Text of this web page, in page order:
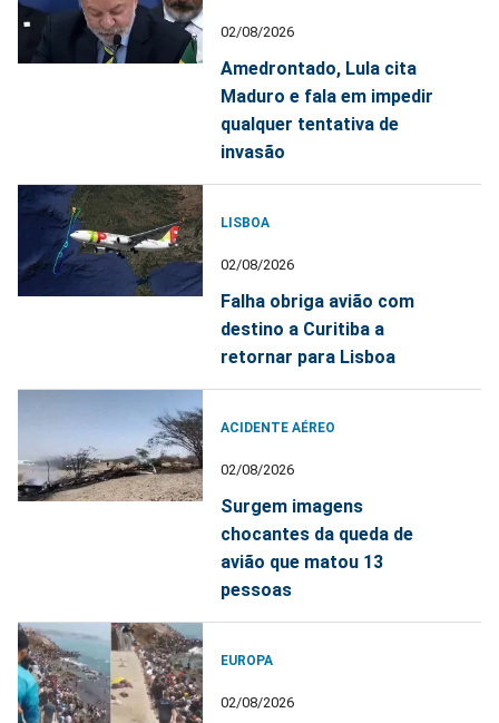
02/08/2026
Amedrontado, Lula cita
Maduro e fala em impedir
qualquer tentativa de
invasão
LISBOA
02/08/2026
Falha obriga avião com
destino a Curitiba a
retornar para Lisboa
ACIDENTE AÉREO
02/08/2026
Surgem imagens
chocantes da queda de
avião que matou 13
pessoas
EUROPA
02/08/2026